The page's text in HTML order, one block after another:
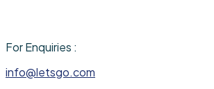
For Enquiries :
info@letsgo.com